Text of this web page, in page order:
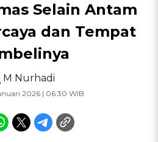
Selain Antam
dan Tempat
M Nurhadi
2026 | 06:30 WIB